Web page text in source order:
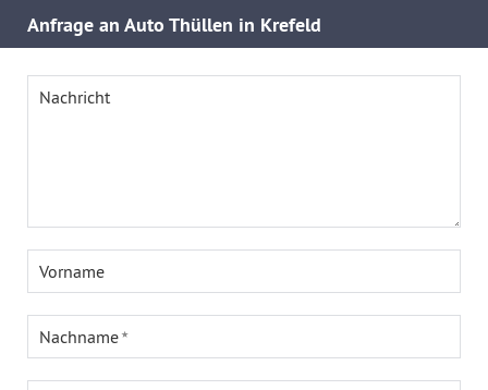
Anfrage an Auto Thüllen in Krefeld
Nachricht
Vorname
Nachname